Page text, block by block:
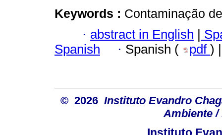
Keywords : Contaminação
· abstract in English
Spanish
· Spanish ( pdf )
© 2026 Instituto Evandro
Ambiente /